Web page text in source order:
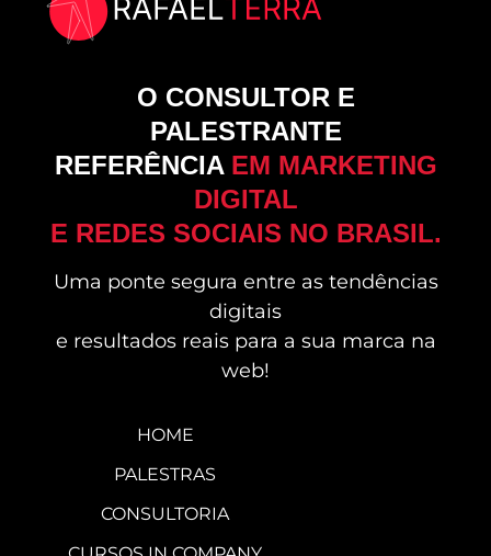
O CONSULTOR E
PALESTRANTE
REFERÊNCIA EM MARKETING
DIGITAL
E REDES SOCIAIS NO BRASIL.
Uma ponte segura entre as tendências
digitais
e resultados reais para a sua marca na
web!
HOME
PALESTRAS
CONSULTORIA